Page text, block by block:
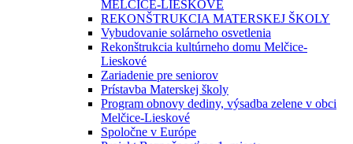
MELČICE-LIESKOVÉ
REKONŠTRUKCIA MATERSKEJ ŠKOLY
Vybudovanie solárneho osvetlenia
Rekonštrukcia kultúrneho domu Melčice-
Lieskové
Zariadenie pre seniorov
Prístavba Materskej školy
Program obnovy dediny, výsadba zelene v obci
Melčice-Lieskové
Spoločne v Európe